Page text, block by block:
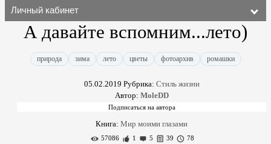
Личный кабинет
А давайте вспомним...лето)
природа зима лето цветы фотоархив ромашки
05.02.2019 Рубрика: Стиль жизни
Автор: MoleDD
Книга: Мир моими глазами
57086 1 5 39 78